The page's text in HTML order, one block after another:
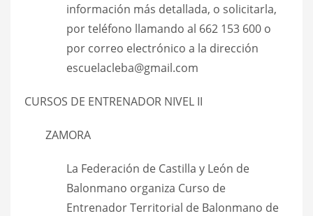
información más detallada, o solicitarla,
por teléfono llamando al 662 153 600 o
por correo electrónico a la dirección
escuelacleba@gmail.com
CURSOS DE ENTRENADOR NIVEL II
ZAMORA
La Federación de Castilla y León de
Balonmano organiza Curso de
Entrenador Territorial de Balonmano de